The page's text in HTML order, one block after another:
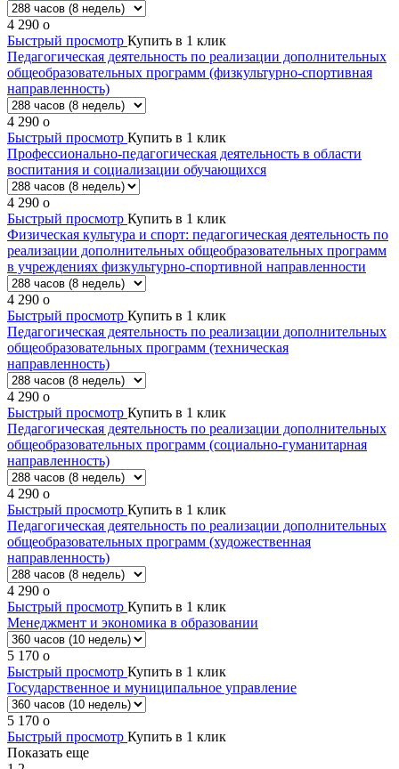
4 290 o
Быстрый просмотр Купить в 1 клик
Педагогическая деятельность по реализации дополнительных
общеобразовательных программ (физкультурно-спортивная
направленность)
4 290 o
Быстрый просмотр Купить в 1 клик
Профессионально-педагогическая деятельность в области
воспитания и социализации обучающихся
4 290 o
Быстрый просмотр Купить в 1 клик
Физическая культура и спорт: педагогическая деятельность по
реализации дополнительных общеобразовательных программ
в учреждениях физкультурно-спортивной направленности
4 290 o
Быстрый просмотр Купить в 1 клик
Педагогическая деятельность по реализации дополнительных
общеобразовательных программ (техническая
направленность)
4 290 o
Быстрый просмотр Купить в 1 клик
Педагогическая деятельность по реализации дополнительных
общеобразовательных программ (социально-гуманитарная
направленность)
4 290 o
Быстрый просмотр Купить в 1 клик
Педагогическая деятельность по реализации дополнительных
общеобразовательных программ (художественная
направленность)
4 290 o
Быстрый просмотр Купить в 1 клик
Менеджмент и экономика в образовании
5 170 o
Быстрый просмотр Купить в 1 клик
Государственное и муниципальное управление
5 170 o
Быстрый просмотр Купить в 1 клик
Показать еще